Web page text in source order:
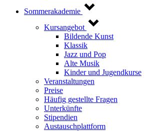
Sommerakademie
Kursangebot
Bildende Kunst
Klassik
Jazz und Pop
Alte Musik
Kinder und Jugendkurse
Veranstaltungen
Preise
Häufig gestellte Fragen
Unterkünfte
Stipendien
Austauschplattform